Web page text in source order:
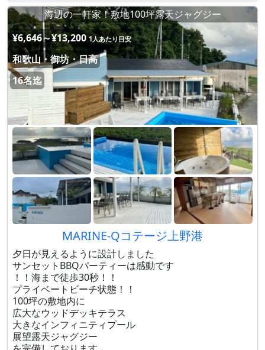
海辺の一軒家！敷地100坪露天ジャグジー
¥6,646～¥13,200 1人あたり目安
和歌山・御坊・日高
16名迄
MARINE-Qコテージ上野港
夕日が見えるように設計しました
サンセットBBQパーティーは感動です
！！海まで徒歩30秒！！
プライベートビーチ状態！！
100坪の敷地内に
広大なウッドデッキテラス
大きなインフィニティプール
展望露天ジャグジー